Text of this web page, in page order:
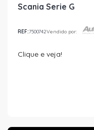
Scania Serie G
REF:7500742Vendido por:
Clique e veja!